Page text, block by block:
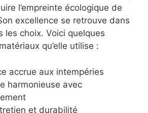
l’empreinte écologique de
excellence se retrouve dans
les choix. Voici quelques
qu’elle utilise :
accrue aux intempéries
harmonieuse avec
et durabilité